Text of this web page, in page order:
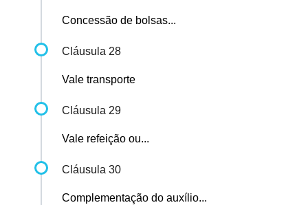
Concessão de bolsas...
Cláusula 28
Vale transporte
Cláusula 29
Vale refeição ou...
Cláusula 30
Complementação do auxílio...